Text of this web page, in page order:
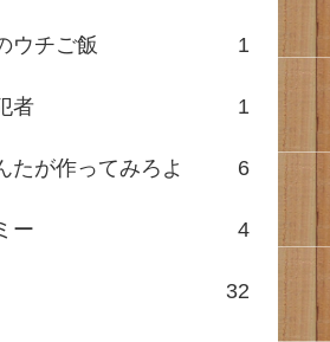
ウチご飯 1
者 1
たが作ってみろよ 6
ー 4
32